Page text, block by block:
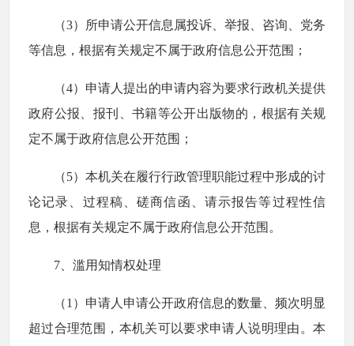
（3）所申请公开信息属投诉、举报、咨询、党务
等信息，根据有关规定不属于政府信息公开范围；
（4）申请人提出的申请内容为要求行政机关提供
政府公报、报刊、书籍等公开出版物的，根据有关规
定不属于政府信息公开范围；
（5）本机关在履行行政管理职能过程中形成的讨
论记录、过程稿、磋商信函、请示报告等过程性信
息，根据有关规定不属于政府信息公开范围。
7、滥用知情权处理
（1）申请人申请公开政府信息的数量、频次明显
超过合理范围，本机关可以要求申请人说明理由。本